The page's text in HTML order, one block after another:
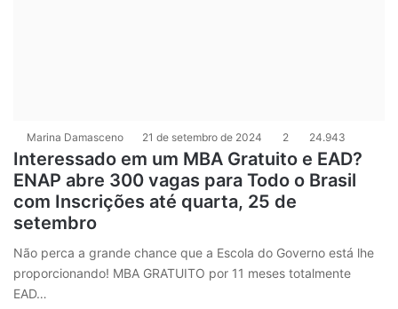
Marina Damasceno 21 de setembro de 2024 2 24.943
Interessado em um MBA Gratuito e EAD?
ENAP abre 300 vagas para Todo o Brasil
com Inscrições até quarta, 25 de
setembro
Não perca a grande chance que a Escola do Governo está lhe
proporcionando! MBA GRATUITO por 11 meses totalmente
EAD…